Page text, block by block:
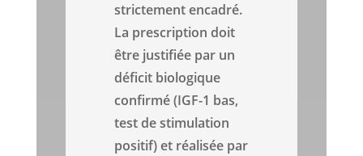
strictement encadré.
La prescription doit
être justifiée par un
déficit biologique
confirmé (IGF-1 bas,
test de stimulation
positif) et réalisée par